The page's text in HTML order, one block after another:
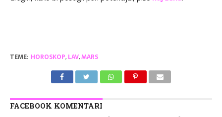
TEME: HOROSKOP, LAV,MARS
FACEBOOK KOMENTARI